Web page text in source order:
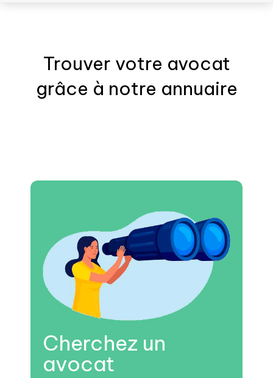
Trouver votre avocat
grâce à notre annuaire
Cherchez un
avocat